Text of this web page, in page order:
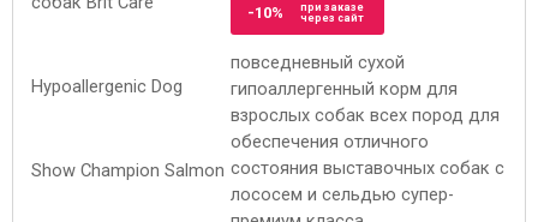
-10%
при заказе
через сайт
повседневный сухой
гипоаллергенный корм для
взрослых собак всех пород для
обеспечения отличного
состояния выставочных собак с
лососем и сельдью супер-